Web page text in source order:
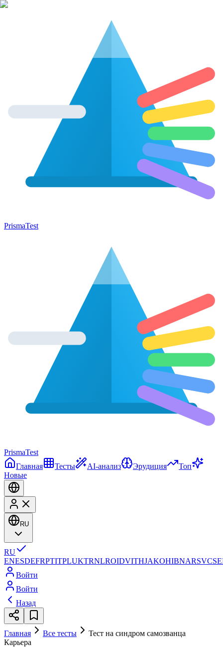
PrismaTest
PrismaTest
Главная
Тесты AI-анализ Эрудиция
Топ
Новые
RU
RU
ENESDEFRPTITPLUKTRNLROIDVITHJAKOHIBNARSVCS
Войти
Войти
Назад
Главная Все тесты
Тест на синдром самозванца
Карьера